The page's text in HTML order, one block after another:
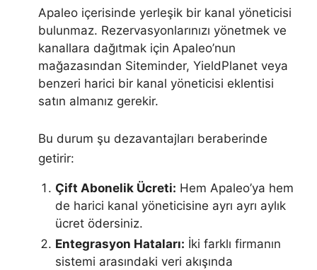
Apaleo içerisinde yerleşik bir kanal yöneticisi
bulunmaz. Rezervasyonlarınızı yönetmek ve
kanallara dağıtmak için Apaleo’nun
mağazasından Siteminder, YieldPlanet veya
benzeri harici bir kanal yöneticisi eklentisi
satın almanız gerekir.
Bu durum şu dezavantajları beraberinde
getirir:
Çift Abonelik Ücreti: Hem Apaleo’ya hem
de harici kanal yöneticisine ayrı ayrı aylık
ücret ödersiniz.
Entegrasyon Hataları: İki farklı firmanın
sistemi arasındaki veri akışında